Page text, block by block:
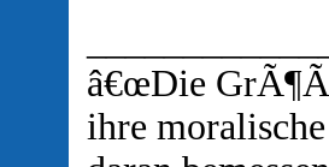
â€œDie
ihre